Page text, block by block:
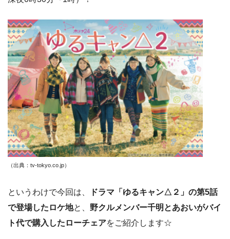
（出典：tv-tokyo.co.jp）
というわけで今回は、
ドラマ「ゆるキャン△２」の第5話
で登場したロケ地と、 野クルメンバー千明とあおいがバイ
ト代で購入したローチェアをご紹介します☆